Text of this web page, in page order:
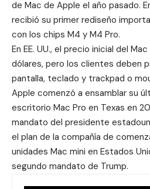
de Mac de Apple el año pasado.
recibió su primer rediseño
con los chips M4 y M4 Pro.
En EE. UU., el precio inicial del
dólares, pero los clientes deben
pantalla, teclado y trackpad o
Apple comenzó a ensamblar su
escritorio Mac Pro en Texas en
mandato del presidente
el plan de la compañía de
unidades Mac mini en Estados
segundo mandato de Trump.